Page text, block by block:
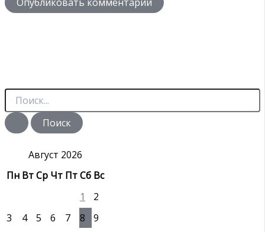
П
и
с
Август 2026
Пн ВтСр Чт ПтСб Вс
1
2
3
4 5 6 7 8
9